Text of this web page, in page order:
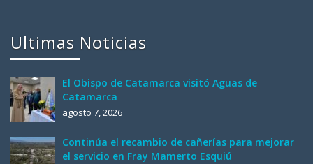
Ultimas Noticias
El Obispo de Catamarca visitó Aguas de
Catamarca
agosto 7, 2026
Continúa el recambio de cañerías para mejorar
el servicio en Fray Mamerto Esquiú